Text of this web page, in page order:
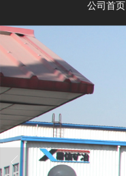
公司首页